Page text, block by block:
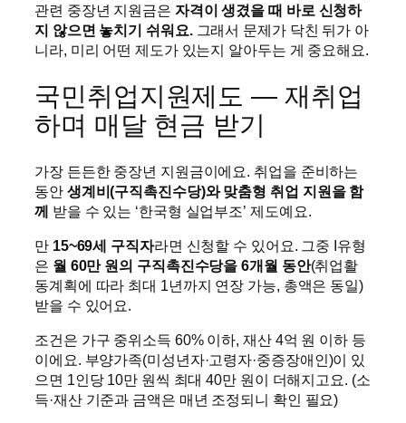
관련 중장년 지원금은 자격이 생겼을 때 바로 신청하
지 않으면 놓치기 쉬워요.그래서 문제가 닥친 뒤가 아
니라, 미리 어떤 제도가 있는지 알아두는 게 중요해요.
국민취업지원제도 — 재취업
하며 매달 현금 받기
가장 든든한 중장년 지원금이에요. 취업을 준비하는
동안 생계비(구직촉진수당)와 맞춤형 취업 지원을 함
께 받을 수 있는 ‘한국형 실업부조’ 제도예요.
만 15~69세 구직자라면 신청할 수 있어요. 그중 I유형
은 월 60만 원의 구직촉진수당을 6개월 동안(취업활
동계획에 따라 최대 1년까지 연장 가능, 총액은 동일)
받을 수 있어요.
조건은 가구 중위소득 60% 이하, 재산 4억 원 이하 등
이에요. 부양가족(미성년자·고령자·중증장애인)이 있
으면 1인당 10만 원씩 최대 40만 원이 더해지고요. (소
득·재산 기준과 금액은 매년 조정되니 확인 필요)